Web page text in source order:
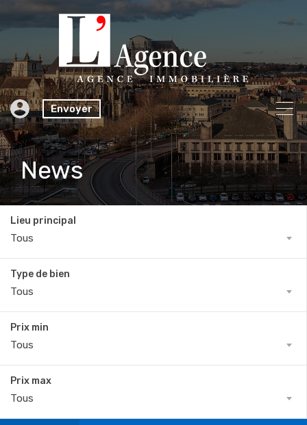
Envoyer
News
Lieu principal
Tous
Type de bien
Tous
Prix min
Tous
Prix max
Tous